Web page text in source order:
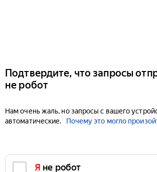
Подтвердите, что запросы
не робот
Нам очень жаль, но запросы с вашего
автоматические.
Почему это могло
Я не робот